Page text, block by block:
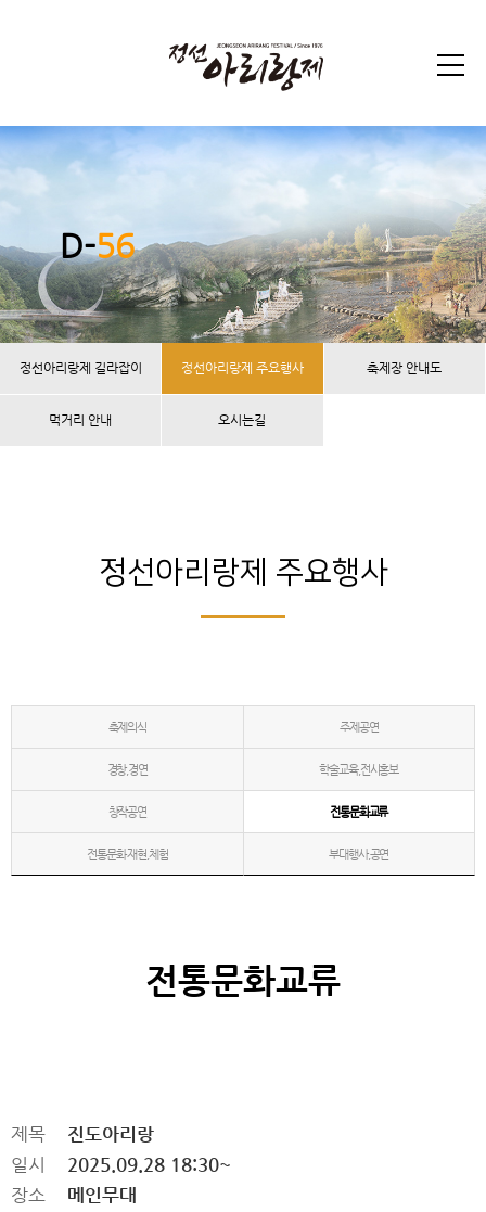
D-56
정선아리랑제 길라잡이 정선아리랑제 주요행사 축제장 안내도
먹거리 안내 오시는길
정선아리랑제 주요행사
축제의식 주제공연
경창,경연 학술교육,전시홍보
창작공연 전통문화교류
전통문화 재현,체험 부대행사,공연
전통문화교류
제목
진도아리랑
일시
2025.09.28 18:30~
장소
메인무대